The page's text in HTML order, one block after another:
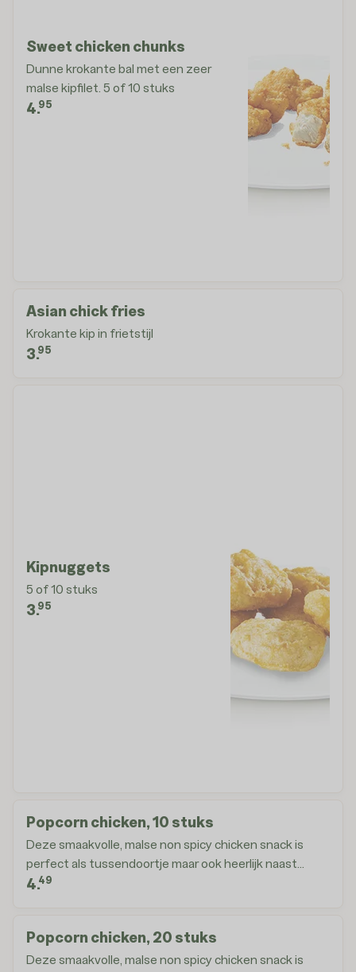
Sweet chicken chunks
Dunne krokante bal met een zeer
malse kipfilet. 5 of 10 stuks
4.95
Asian chick fries
Krokante kip in frietstijl
3.95
Kipnuggets
5 of 10 stuks
3.95
Popcorn chicken, 10 stuks
Deze smaakvolle, malse non spicy chicken snack is
perfect als tussendoortje maar ook heerlijk naast
een wokbox
4.49
Popcorn chicken, 20 stuks
Deze smaakvolle, malse non spicy chicken snack is